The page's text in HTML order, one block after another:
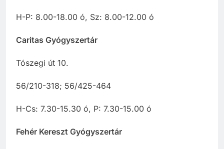
H-P: 8.00-18.00 ó, Sz: 8.00-12.00 ó
Caritas Gyógyszertár
Tószegi út 10.
56/210-318; 56/425-464
H-Cs: 7.30-15.30 ó, P: 7.30-15.00 ó
Fehér Kereszt Gyógyszertár